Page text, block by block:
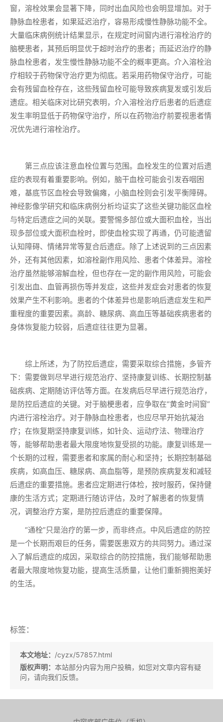
窗，溶栓效果会显著下降，同时出血风险也会明显增加。对于
静脉血栓患者，如果延迟治疗，容易形成慢性静脉功能不全。
大量临床病例统计结果显示，在规定时间窗内进行溶栓治疗的
脑梗患者，其预后明显优于超时治疗的患者；而延迟治疗的静
脉血栓患者，发生慢性静脉功能不全的概率更高。介入溶栓治
疗相较于药物保守治疗更为彻底。若采用药物保守治疗，可能
会有残留血栓存在，这些残留血栓可能导致疾病复发或引发后
遗症。相关临床对比研究表明，介入溶栓治疗后患者的后遗症
发生率明显低于药物保守治疗，所以在药物治疗前要视患者情
况优先进行溶栓治疗。
第三点应该注意血栓位置与范围。血栓发生的位置对后遗
症的表现有着重要影响。例如，脑干血栓可能会引发吞咽困
难，基底节区血栓会导致偏瘫，小脑血栓则会引发平衡障碍。
神经影像学研究和临床病例分析均证实了这些关键功能区血栓
与特定后遗症之间的关联。要警惕多部位或大面积血栓，当出
现多部位或大面积血栓时，即使血栓实现了再通，仍可能遗留
认知障碍、情绪异常等复合后遗症。除了上述说到的三点因素
外，还有其他因素，如溶栓副作用风险、患者个体差异。溶栓
治疗虽然能够溶解血栓，但也存在一定的副作用风险，可能会
引发出血、血管再损伤等并发症，这些并发症会对患者的恢复
效果产生不利影响。患者的个体差异也是影响后遗症发生和严
重程度的重要因素。高龄、糖尿病、高血压等基础疾病患者的
身体恢复能力较弱，后遗症往往更为显著。
综上所述，为了防控后遗症，需要采取综合措施，多管齐
下：需要做到尽早进行规范治疗、坚持康复训练、长期控制基
础疾病、定期随访评估等方面。在发病后尽早进行规范治疗，
是防控后遗症的关键。对于脑梗患者，应争取在“黄金时间窗”
内进行溶栓治疗。对于静脉血栓患者，也应尽早开始抗凝治
疗；在恢复期坚持康复训练，如针灸、运动疗法、物理治疗
等，能够帮助患者最大限度地恢复受损的功能。康复训练是一
个长期的过程，需要患者和家属的耐心和坚持；长期控制基础
疾病，如高血压、糖尿病、高血脂等，是预防疾病复发和减轻
后遗症的重要措施。患者应定期进行体检，按时服药，保持健
康的生活方式；定期进行随访评估，及时了解患者的恢复情
况，调整治疗方案，是防控后遗症的重要保障。
“通栓”只是治疗的第一步，而非终点。中风后遗症的防控
是一个长期而艰巨的任务，需要医患双方的共同努力。通过深
入了解后遗症的成因，采取综合的防控措施，我们能够帮助患
者最大限度地恢复功能，提高生活质量，让他们重新拥抱美好
的生活。
标签：
本文地址： /cyzx/57857.html
版权声明： 本站部分内容为用户投稿，如您对文章内容有疑
问，请向我们反馈。